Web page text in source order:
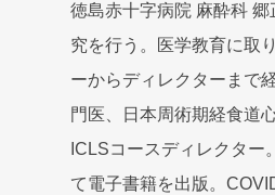
徳島赤十字病院 麻酔科
究を行う。医学教育に取
ーからディレクターまで
門医、日本周術期経食道
ICLSコースディレクタ
て電子書籍を出版。